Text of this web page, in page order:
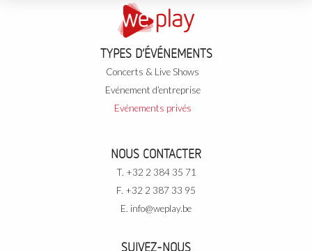
TYPES D’ÉVÉNEMENTS
Concerts & Live Shows
Evénement d’entreprise
Evénements privés
NOUS CONTACTER
T. +32 2 384 35 71
F. +32 2 387 33 95
E. info@weplay.be
SUIVEZ-NOUS